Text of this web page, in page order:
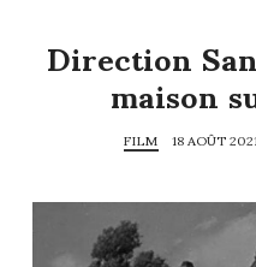
culture
–
Les
d'une
Direction
maison
FILM 18 AOÛT